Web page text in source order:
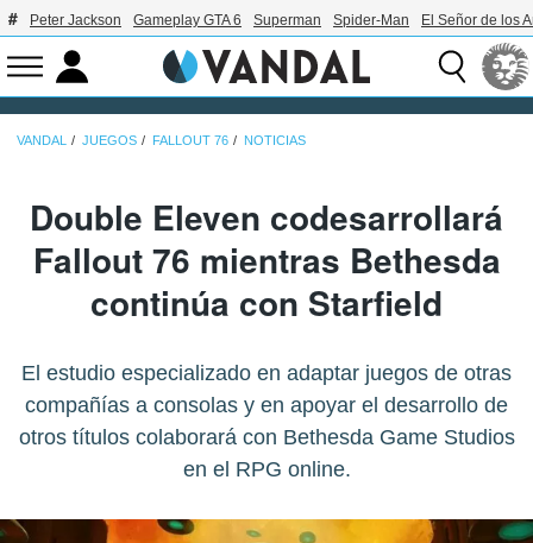
Peter Jackson Gameplay GTA 6 Superman Spider-Man El Señor de los
VANDAL JUEGOS FALLOUT 76 NOTICIAS
Double Eleven codesarrollará
Fallout 76 mientras Bethesda
continúa con Starfield
El estudio especializado en adaptar juegos de otras
compañías a consolas y en apoyar el desarrollo de
otros títulos colaborará con Bethesda Game Studios
en el RPG online.